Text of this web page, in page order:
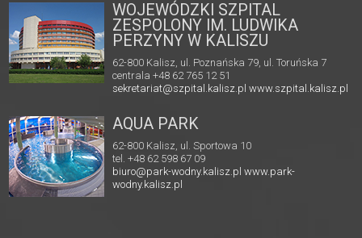
WOJEWÓDZKI SZPITAL
ZESPOLONY IM. LUDWIKA
PERZYNY W KALISZU
62-800 Kalisz, ul. Poznańska 79, ul. Toruńska 7
centrala +48 62 765 12 51
sekretariat@szpital.kalisz.pl www.szpital.kalisz.pl
AQUA PARK
62-800 Kalisz, ul. Sportowa 10
tel. +48 62 598 67 09
biuro@park-wodny.kalisz.pl www.park-
wodny.kalisz.pl